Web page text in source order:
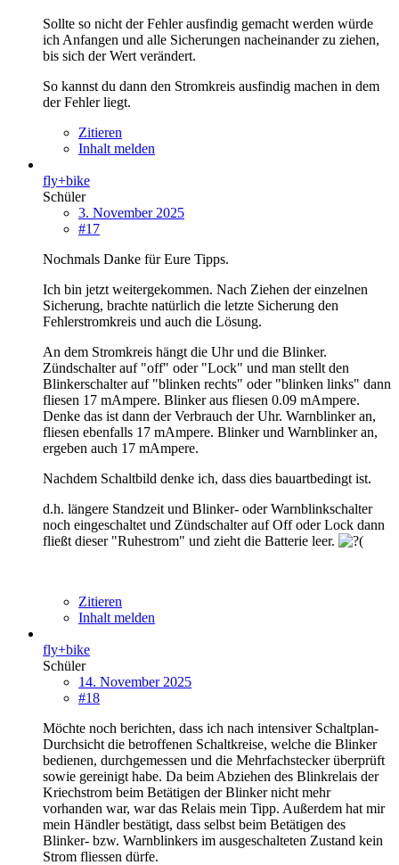
Sollte so nicht der Fehler ausfindig gemacht werden würde
ich Anfangen und alle Sicherungen nacheinander zu ziehen,
bis sich der Wert verändert.
So kannst du dann den Stromkreis ausfindig machen in dem
der Fehler liegt.
Zitieren
Inhalt melden
fly+bike
Schüler
3. November 2025
#17
Nochmals Danke für Eure Tipps.
Ich bin jetzt weitergekommen. Nach Ziehen der einzelnen
Sicherung, brachte natürlich die letzte Sicherung den
Fehlerstromkreis und auch die Lösung.
An dem Stromkreis hängt die Uhr und die Blinker.
Zündschalter auf "off" oder "Lock" und man stellt den
Blinkerschalter auf "blinken rechts" oder "blinken links" dann
fliesen 17 mAmpere. Blinker aus fliesen 0.09 mAmpere.
Denke das ist dann der Verbrauch der Uhr. Warnblinker an,
fliesen ebenfalls 17 mAmpere. Blinker und Warnblinker an,
ergeben auch 17 mAmpere.
Nachdem Schaltbild denke ich, dass dies bauartbedingt ist.
d.h. längere Standzeit und Blinker- oder Warnblinkschalter
noch eingeschaltet und Zündschalter auf Off oder Lock dann
fließt dieser "Ruhestrom" und zieht die Batterie leer.
Zitieren
Inhalt melden
fly+bike
Schüler
14. November 2025
#18
Möchte noch berichten, dass ich nach intensiver Schaltplan-
Durchsicht die betroffenen Schaltkreise, welche die Blinker
bedienen, durchgemessen und die Mehrfachstecker überprüft
sowie gereinigt habe. Da beim Abziehen des Blinkrelais der
Kriechstrom beim Betätigen der Blinker nicht mehr
vorhanden war, war das Relais mein Tipp. Außerdem hat mir
mein Händler bestätigt, dass selbst beim Betätigen des
Blinker- bzw. Warnblinkers im ausgeschalteten Zustand kein
Strom fliessen dürfe.